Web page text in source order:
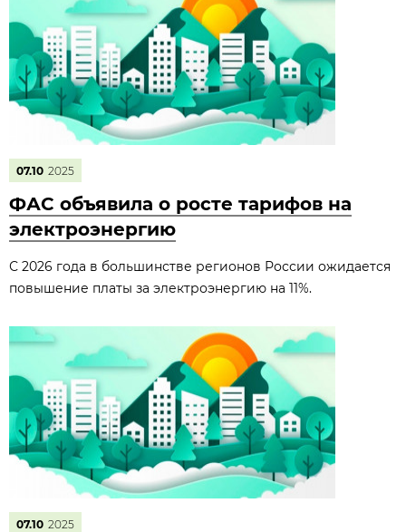
07.10 2025
ФАС объявила о росте тарифов на
электроэнергию
С 2026 года в большинстве регионов России ожидается
повышение платы за электроэнергию на 11%.
07.10 2025